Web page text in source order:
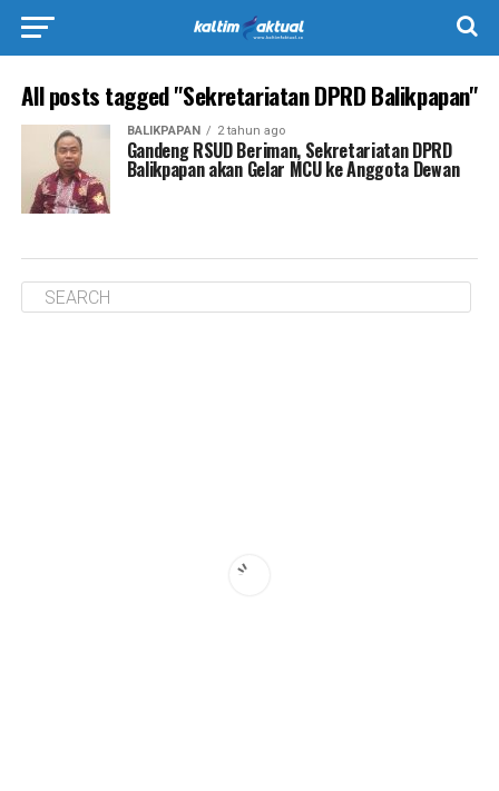
All posts tagged "Sekretariatan DPRD Balikpapan"
BALIKPAPAN 2 tahun ago
Gandeng RSUD Beriman, Sekretariatan DPRD
Balikpapan akan Gelar MCU ke Anggota Dewan